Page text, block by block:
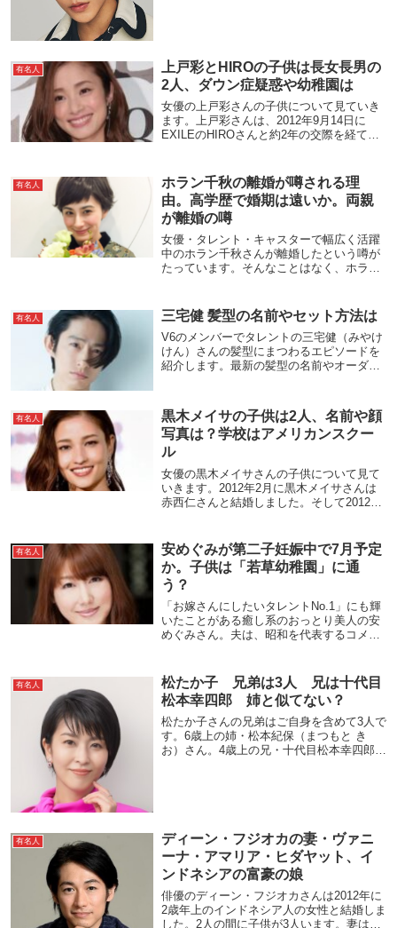
有名人
上戸彩とHIROの子供は長女長男の
2人、ダウン症疑惑や幼稚園は
女優の上戸彩さんの子供について見ていき
ます。上戸彩さんは、2012年9月14日に
EXILEのHIROさんと約2年の交際を経て結
公開されていないものの、親に似...
有名人
ホラン千秋の離婚が噂される理
由。高学歴で婚期は遠いか。両親
が離婚の噂
女優・タレント・キャスターで幅広く活躍
中のホラン千秋さんが離婚したという噂が
たっています。そんなことはなく、ホラン
ってしまったのか、いくつか理由がありま
すので、...
有名人 三宅健 髪型の名前やセット方法は
V6のメンバーでタレントの三宅健（みやけ
けん）さんの髪型にまつわるエピソードを
紹介します。最新の髪型の名前やオーダー
髪型になります。髪型遍歴も過去から現在
に順に写...
有名人
黒木メイサの子供は2人、名前や顔
写真は？学校はアメリカンスクー
ル
女優の黒木メイサさんの子供について見て
いきます。2012年2月に黒木メイサさんは
赤西仁さんと結婚しました。そして2012年
になるところですね。アメリカンスクー...
有名人
安めぐみが第二子妊娠中で7月予定
か。子供は「若草幼稚園」に通
う？
「お嫁さんにしたいタレントNo.1」にも輝
いたことがある癒し系のおっとり美人の安
めぐみさん。夫は、昭和を代表するコメデ
んです。そんな2人に第二子妊娠というおめ
でたい...
有名人
松たか子 兄弟は3人 兄は十代目
松本幸四郎 姉と似てない？
松たか子さんの兄弟はご自身を含めて3人で
す。6歳上の姉・松本紀保（まつもと き
お）さん。4歳上の兄・十代目松本幸四郎
有名人
ディーン・フジオカの妻・ヴァニ
ーナ・アマリア・ヒダヤット、イ
ンドネシアの富豪の娘
俳優のディーン・フジオカさんは2012年に
2歳年上のインドネシア人の女性と結婚しま
した。2人の間に子供が3人います。妻は、